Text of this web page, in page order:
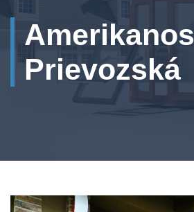
Amerikanos
Prievozská